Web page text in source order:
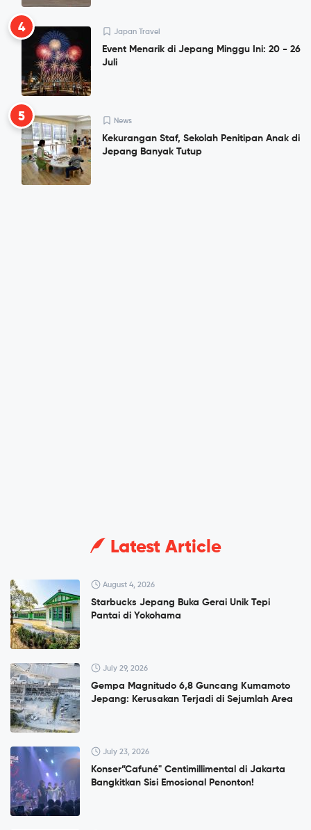
4 Japan Travel
Event Menarik di Jepang Minggu Ini: 20 - 26
Juli
5 News
Kekurangan Staf, Sekolah Penitipan Anak di
Jepang Banyak Tutup
Latest Article
August 4, 2026
Starbucks Jepang Buka Gerai Unik Tepi
Pantai di Yokohama
July 29, 2026
Gempa Magnitudo 6,8 Guncang Kumamoto
Jepang: Kerusakan Terjadi di Sejumlah Area
July 23, 2026
Konser”Cafuné" Centimillimental di Jakarta
Bangkitkan Sisi Emosional Penonton!